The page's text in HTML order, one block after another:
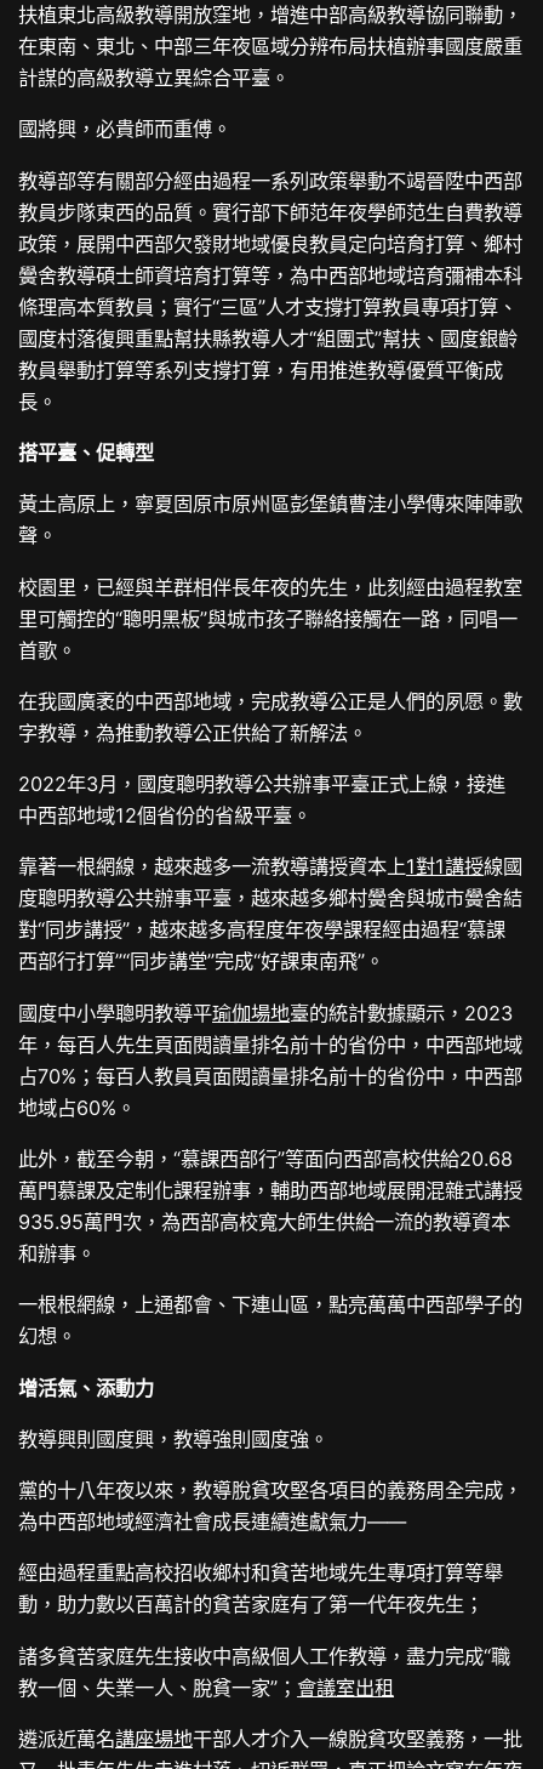
扶植東北高級教導開放窪地，增進中部高級教導協同聯動，
在東南、東北、中部三年夜區域分辨布局扶植辦事國度嚴重
計謀的高級教導立異綜合平臺。
國將興，必貴師而重傅。
教導部等有關部分經由過程一系列政策舉動不竭晉陞中西部
教員步隊東西的品質。實行部下師范年夜學師范生自費教導
政策，展開中西部欠發財地域優良教員定向培育打算、鄉村
黌舍教導碩士師資培育打算等，為中西部地域培育彌補本科
條理高本質教員；實行“三區”人才支撐打算教員專項打算、
國度村落復興重點幫扶縣教導人才“組團式”幫扶、國度銀齡
教員舉動打算等系列支撐打算，有用推進教導優質平衡成
長。
搭平臺、促轉型
黃土高原上，寧夏固原市原州區彭堡鎮曹洼小學傳來陣陣歌
聲。
校園里，已經與羊群相伴長年夜的先生，此刻經由過程教室
里可觸控的“聰明黑板”與城市孩子聯絡接觸在一路，同唱一
首歌。
在我國廣袤的中西部地域，完成教導公正是人們的夙愿。數
字教導，為推動教導公正供給了新解法。
2022年3月，國度聰明教導公共辦事平臺正式上線，接進
中西部地域12個省份的省級平臺。
靠著一根網線，越來越多一流教導講授資本上1對1講授線國
度聰明教導公共辦事平臺，越來越多鄉村黌舍與城市黌舍結
對“同步講授”，越來越多高程度年夜學課程經由過程“慕課
西部行打算”“同步講堂”完成“好課東南飛”。
國度中小學聰明教導平瑜伽場地臺的統計數據顯示，2023
年，每百人先生頁面閱讀量排名前十的省份中，中西部地域
占70%；每百人教員頁面閱讀量排名前十的省份中，中西部
地域占60%。
此外，截至今朝，“慕課西部行”等面向西部高校供給20.68
萬門慕課及定制化課程辦事，輔助西部地域展開混雜式講授
935.95萬門次，為西部高校寬大師生供給一流的教導資本
和辦事。
一根根網線，上通都會、下連山區，點亮萬萬中西部學子的
幻想。
增活氣、添動力
教導興則國度興，教導強則國度強。
黨的十八年夜以來，教導脫貧攻堅各項目的義務周全完成，
為中西部地域經濟社會成長連續進獻氣力——
經由過程重點高校招收鄉村和貧苦地域先生專項打算等舉
動，助力數以百萬計的貧苦家庭有了第一代年夜先生；
諸多貧苦家庭先生接收中高級個人工作教導，盡力完成“職
教一個、失業一人、脫貧一家”；會議室出租
遴派近萬名講座場地干部人才介入一線脫貧攻堅義務，一批